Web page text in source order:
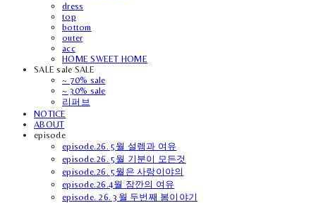
dress
top
bottom
outer
acc
HOME SWEET HOME
SALE sale SALE
~ 70% sale
~ 30% sale
리퍼브
NOTICE
ABOUT
episode
episode.26. 5월 설렘과 여유
episode.26. 5월 기분이 모든것
episode.26. 5월은 사랑이야의
episode.26.4월 잠깐의 여유
episode. 26. 3월 두번째 봄이야기